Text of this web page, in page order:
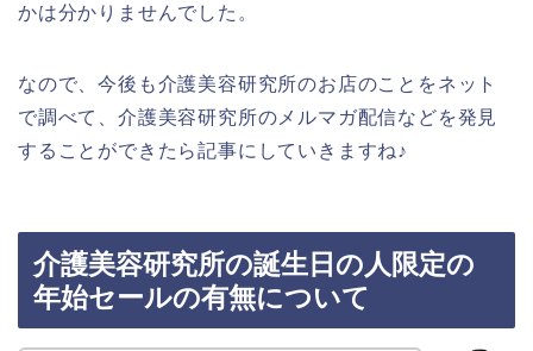
かは分かりませんでした。
なので、今後も介護美容研究所のお店のことをネット
で調べて、介護美容研究所のメルマガ配信などを発見
することができたら記事にしていきますね♪
介護美容研究所の誕生日の人限定の
年始セールの有無について